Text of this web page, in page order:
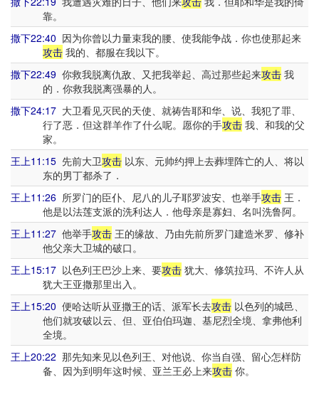
靠。
撒下22:40 因为你曾以力量束我的腰、使我能争战．你也使那起来
攻击我的、都服在我以下。
撒下22:49 你救我脱离仇敌、又把我举起、高过那些起来攻击 我
的．你救我脱离强暴的人。
撒下24:17 大卫看见灭民的天使、就祷告耶和华、说、我犯了罪、
行了恶．但这群羊作了什么呢。愿你的手攻击我、和我的父
家。
王上11:15 先前大卫攻击 以东、元帅约押上去葬埋阵亡的人、将以
东的男丁都杀了．
王上11:26 所罗门的臣仆、尼八的儿子耶罗波安、也举手攻击 王．
他是以法莲支派的洗利达人．他母亲是寡妇、名叫洗鲁阿。
王上11:27 他举手攻击 王的缘故、乃由先前所罗门建造米罗、修补
他父亲大卫城的破口。
王上15:17 以色列王巴沙上来、要攻击 犹大、修筑拉玛、不许人从
犹大王亚撒那里出入。
王上15:20 便哈达听从亚撒王的话、派军长去攻击 以色列的城邑、
他们就攻破以云、但、亚伯伯玛迦、基尼烈全境、拿弗他利
全境。
王上20:22 那先知来见以色列王、对他说、你当自强、留心怎样防
备、因为到明年这时候、亚兰王必上来攻击你。